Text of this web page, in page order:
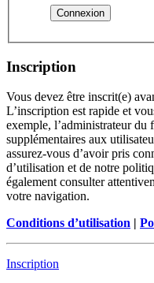
Inscription
Vous devez être inscrit(e)
L’inscription est rapide et
exemple, l’administrateur du
supplémentaires aux
assurez-vous d’avoir pris
d’utilisation et de notre
également consulter
votre navigation.
Conditions d’utilisation |
Inscription